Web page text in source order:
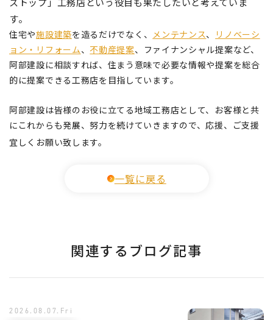
す。
住宅や施設建築を造るだけでなく、 メンテナンス、
リノベーシ
ョン・リフォーム、不動産提案、ファイナンシャル提案など、
阿部建設に相談すれば、住まう意味で必要な情報や提案を総合
的に提案できる工務店を目指しています。
阿部建設は皆様のお役に立てる地域工務店として、お客様と共
にこれからも発展、努力を続けていきますので、応援、ご支援
宜しくお願い致します。
一覧に戻る
関連するブログ記事
2026.08.07.Fri